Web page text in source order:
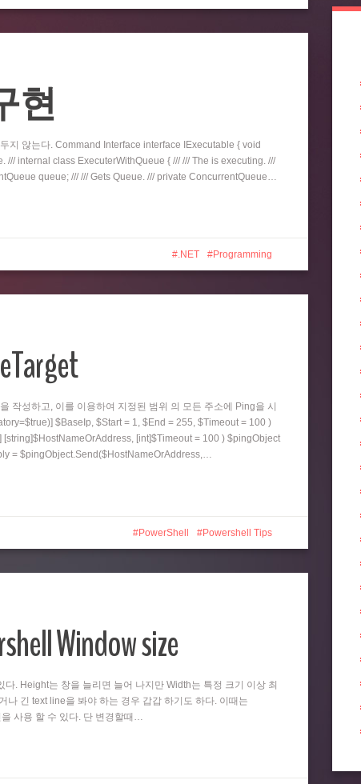
현
지 않는다. Command Interface interface IExecutable { void
internal class ExecuterWithQueue { /// /// The is executing. ///
queue; /// /// Gets Queue. /// private ConcurrentQueue…
.NET Programming
작성하고, 이를 이용하여 지정된 범위 의 모든 주소에 Ping을 시
$BaseIp, $Start = 1, $End = 255, $Timeout = 100 )
[int]$Timeout = 100 ) $pingObject
= $pingObject.Send($HostNameOrAddress,…
PowerShell Powershell Tips
Window size
. Height는 창을 늘리면 늘어 나지만 Width는 특정 크기 이상 최
나 긴 text line을 봐야 하는 경우 갑갑 하기도 하다. 이때는
사용 할 수 있다. 단 변경할때…